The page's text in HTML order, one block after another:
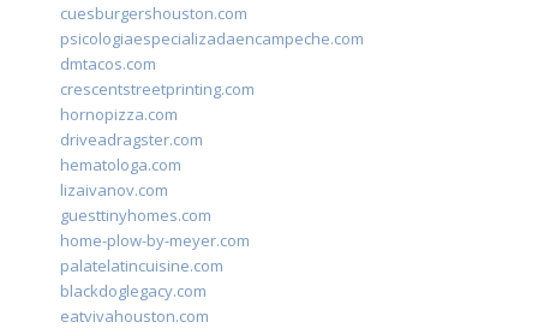
cuesburgershouston.com
psicologiaespecializadaencampeche.com
dmtacos.com
crescentstreetprinting.com
hornopizza.com
driveadragster.com
hematologa.com
lizaivanov.com
guesttinyhomes.com
home-plow-by-meyer.com
palatelatincuisine.com
blackdoglegacy.com
eatvivahouston.com